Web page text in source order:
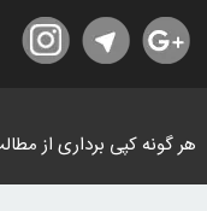
هر گونه کپی برداری از